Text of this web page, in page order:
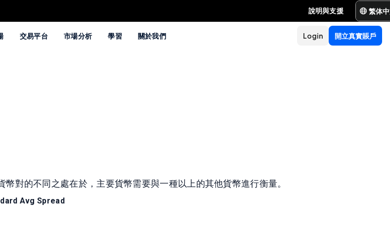
說明與支援 繁体
交易平台 市場分析 學習 關於我們 開立真實賬戶
Login
對的不同之處在於，主要貨幣需要與一種以上的其他貨幣進行衡量。
Avg Spread